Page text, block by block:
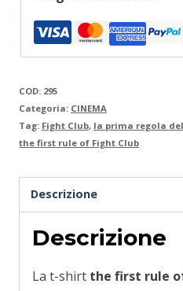
COD: 295
Categoria: CINEMA
Tag: Fight Club, la prima regola
the first rule of Fight Club
Descrizione
Descrizione
La t-shirt the first rule